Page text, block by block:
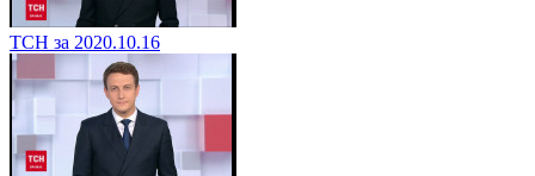
ТСН за 2020.10.16